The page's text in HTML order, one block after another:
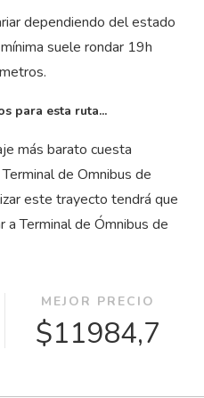
dependiendo del estado
suele rondar 19h
para esta ruta...
más barato cuesta
de Omnibus de
este trayecto tendrá que
Terminal de Ómnibus de
MEJOR PRECIO
$11984,7